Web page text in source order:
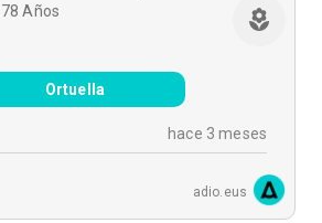
78 Años
Ortuella
hace 3 meses
adio.eus